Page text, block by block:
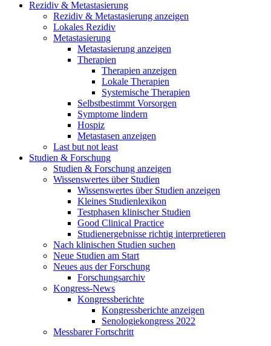
Rezidiv & Metastasierung
Rezidiv & Metastasierung anzeigen
Lokales Rezidiv
Metastasierung
Metastasierung anzeigen
Therapien
Therapien anzeigen
Lokale Therapien
Systemische Therapien
Selbstbestimmt Vorsorgen
Symptome lindern
Hospiz
Metastasen anzeigen
Last but not least
Studien & Forschung
Studien & Forschung anzeigen
Wissenswertes über Studien
Wissenswertes über Studien anzeigen
Kleines Studienlexikon
Testphasen klinischer Studien
Good Clinical Practice
Studienergebnisse richtig interpretieren
Nach klinischen Studien suchen
Neue Studien am Start
Neues aus der Forschung
Forschungsarchiv
Kongress-News
Kongressberichte
Kongressberichte anzeigen
Senologiekongress 2022
Messbarer Fortschritt